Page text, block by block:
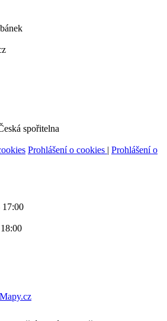
spořitelna
Prohlášení o cookies | Prohlášení o
17:00